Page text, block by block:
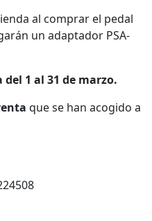
al comprar el pedal
un adaptador PSA-
1 al 31 de marzo.
que se han acogido a